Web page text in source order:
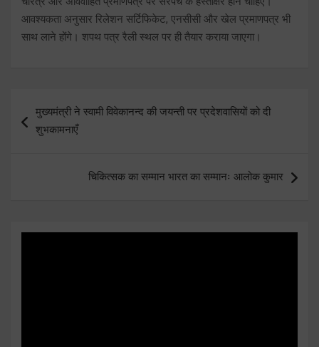
आवश्यकता अनुसार रिलेशन सर्टिफिकेट, एनसीसी और खेल प्रमाणपत्र भी
साथ लाने होंगे। शपथ पत्र रैली स्थल पर ही तैयार कराया जाएगा।
navigation
मुख्यमंत्री ने स्वामी विवेकानन्द की जयन्ती पर प्रदेशवासियों को दी
शुभकामनाएँ
चिकित्सक का सम्मान भारत का सम्मानः आलोक कुमार